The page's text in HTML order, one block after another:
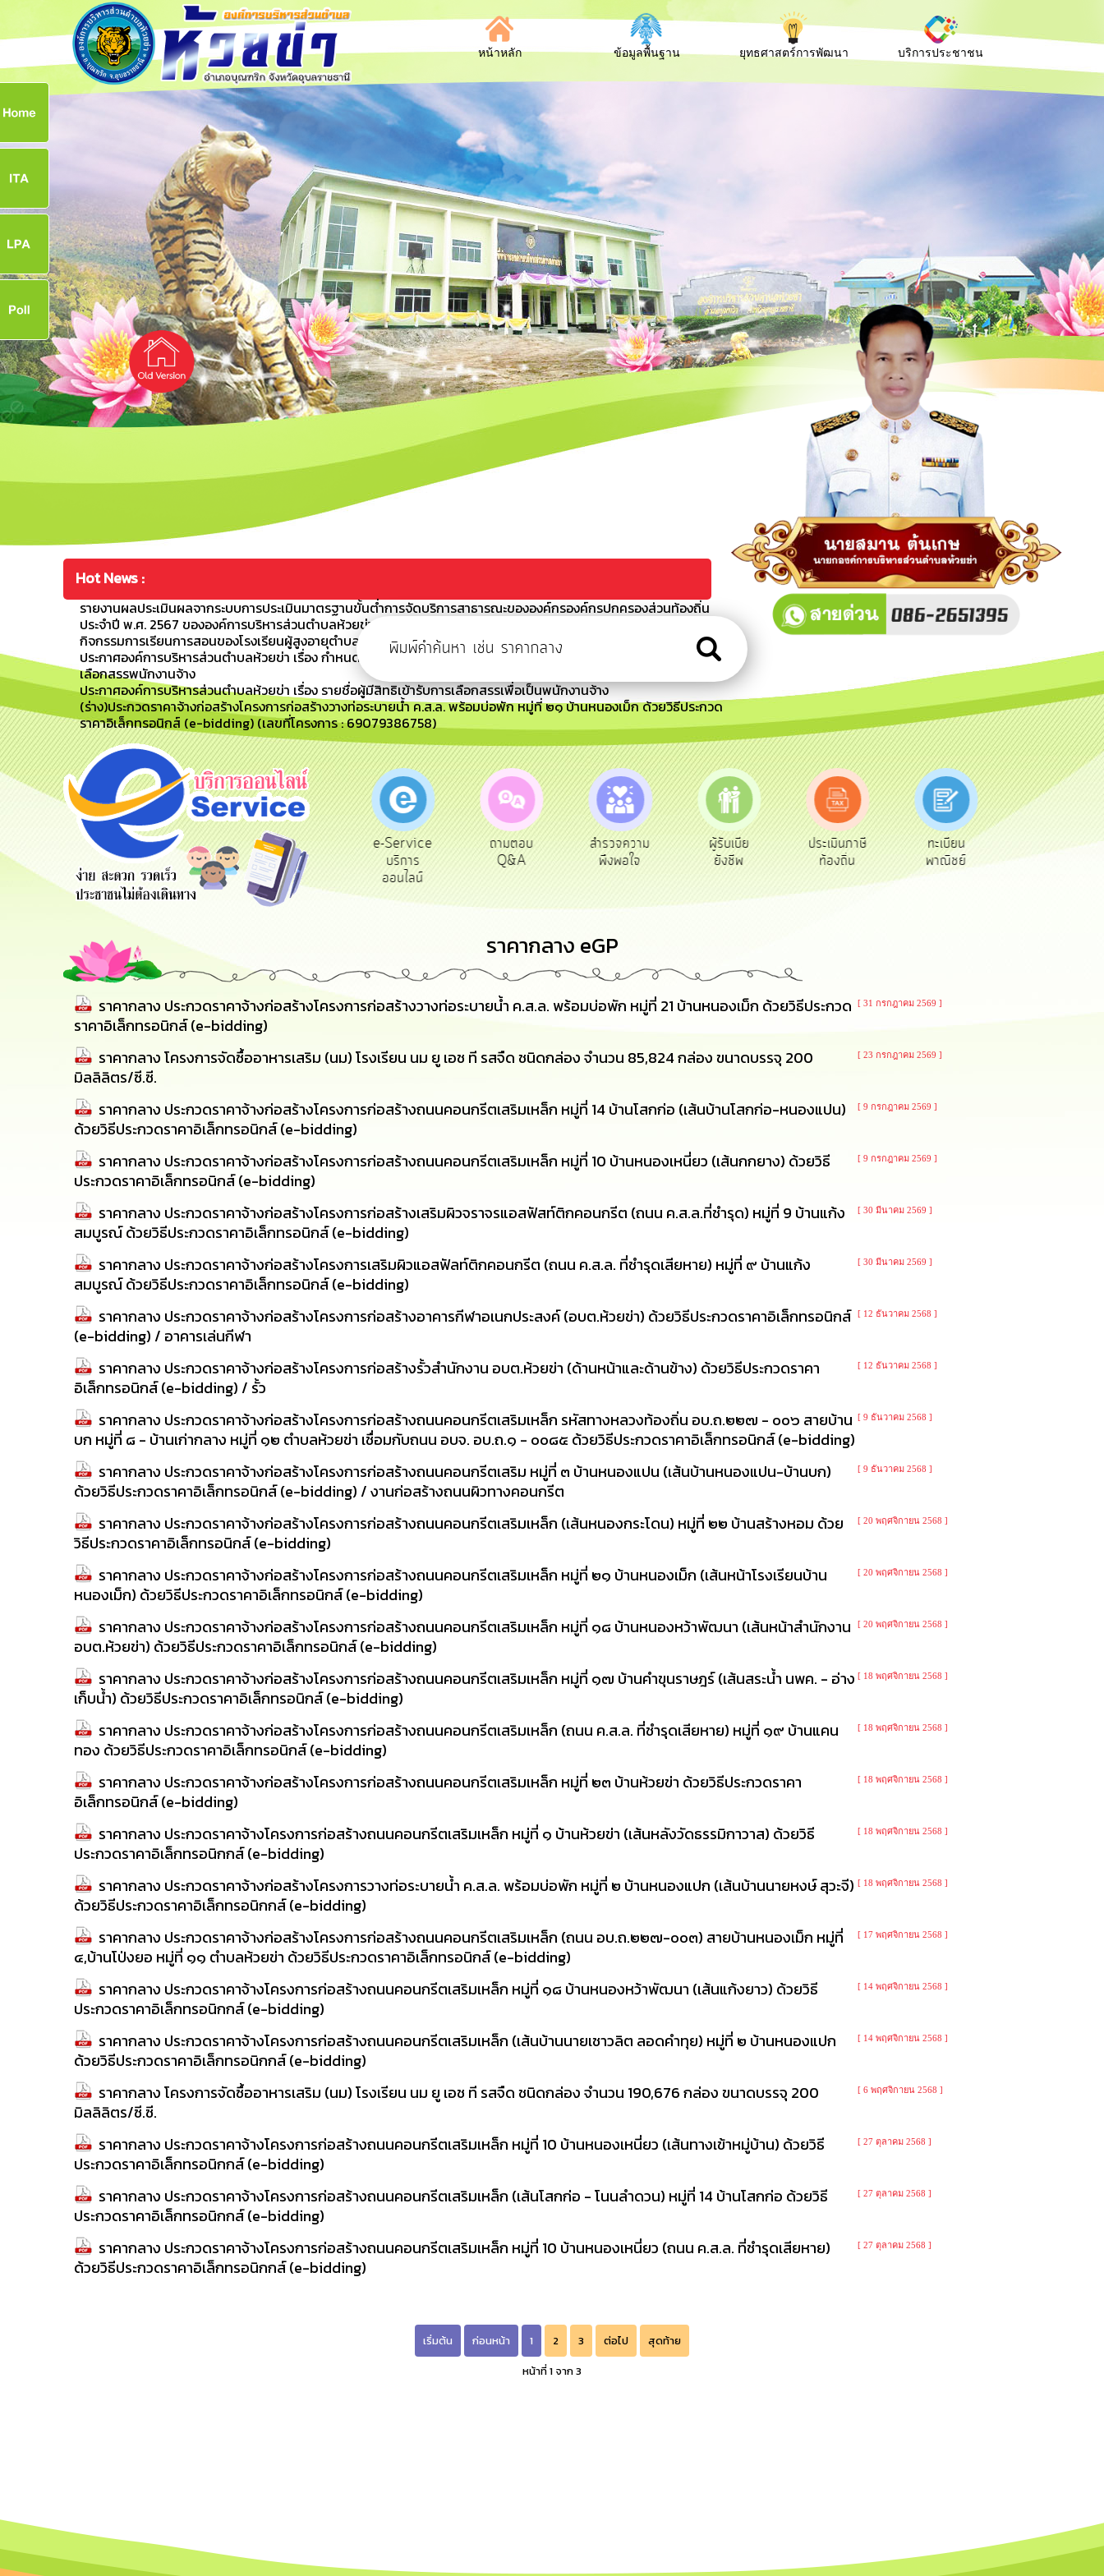
หน้าหลัก ข้อมูลพื้นฐาน ยุทธศาสตร์การพัฒนา บริการประชาชน
Hot News :
รายงานผลประเมินผลจากระบบการประเมินมาตรฐานขั้นต่ำการจัดบริการสาธารณะขององค์กรองค์กรปกครองส่วนท้องถิ่น
ประจำปี พ.ศ. 2567 ขององค์การบริหารส่วนตำบลห้วยข่า
กิจกรรมการเรียนการสอนของโรงเรียนผู้สูงอายุตำบลห้วยข่า รุ่นที่ 2 ประจำปี 2567
ประกาศองค์การบริหารส่วนตำบลห้วยข่า เรื่อง กำหนดวัน เวลา สถานที่สอบ และระเบียบเกี่ยวกับการดำเนินการสรรหาและ
เลือกสรรพนักงานจ้าง
ประกาศองค์การบริหารส่วนตำบลห้วยข่า เรื่อง รายชื่อผู้มีสิทธิเข้ารับการเลือกสรรเพื่อเป็นพนักงานจ้าง
(ร่าง)ประกวดราคาจ้างก่อสร้างโครงการก่อสร้างวางท่อระบายน้ำ ค.ส.ล. พร้อมบ่อพัก หมู่ที่ ๒๑ บ้านหนองเม็ก ด้วยวิธีประกวด
ราคาอิเล็กทรอนิกส์ (e-bidding) (เลขที่โครงการ : 69079386758)
ร้องเรียน
การทุจริต
ร้องเรียน
การบริหาร
ทรัพยากร
บุคคล
e-Service
บริการ
ออนไลน์
ถามตอบ
Q&A
สำรวจความ
พึงพอใจ
ผู้รับเบีย
ยังชีพ
ประเมินภาษี
ท้องถิ่น
ทะเบียน
พาณิชย์
ขออนุญาต
ก่อสร้าง
คู่มือ
ราคากลาง eGP
ราคากลาง ประกวดราคาจ้างก่อสร้างโครงการก่อสร้างวางท่อระบายน้ำ ค.ส.ล. พร้อมบ่อพัก หมู่ที่ 21 บ้านหนองเม็ก ด้วยวิธีประกวด
ราคาอิเล็กทรอนิกส์ (e-bidding)
[ 31 กรกฎาคม 2569 ]
ราคากลาง โครงการจัดซื้ออาหารเสริม (นม) โรงเรียน นม ยู เอช ที รสจืด ชนิดกล่อง จำนวน 85,824 กล่อง ขนาดบรรจุ 200
มิลลิลิตร/ซี.ซี.
[ 23 กรกฎาคม 2569 ]
ราคากลาง ประกวดราคาจ้างก่อสร้างโครงการก่อสร้างถนนคอนกรีตเสริมเหล็ก หมู่ที่ 14 บ้านโสกก่อ (เส้นบ้านโสกก่อ-หนองแปน)
ด้วยวิธีประกวดราคาอิเล็กทรอนิกส์ (e-bidding)
[ 9 กรกฎาคม 2569 ]
ราคากลาง ประกวดราคาจ้างก่อสร้างโครงการก่อสร้างถนนคอนกรีตเสริมเหล็ก หมู่ที่ 10 บ้านหนองเหนี่ยว (เส้นกกยาง) ด้วยวิธี
ประกวดราคาอิเล็กทรอนิกส์ (e-bidding)
[ 9 กรกฎาคม 2569 ]
ราคากลาง ประกวดราคาจ้างก่อสร้างโครงการก่อสร้างเสริมผิวจราจรแอสฟัสท์ติกคอนกรีต (ถนน ค.ส.ล.ที่ชำรุด) หมู่ที่ 9 บ้านแก้ง
สมบูรณ์ ด้วยวิธีประกวดราคาอิเล็กทรอนิกส์ (e-bidding)
[ 30 มีนาคม 2569 ]
ราคากลาง ประกวดราคาจ้างก่อสร้างโครงการเสริมผิวแอสฟัลท์ติกคอนกรีต (ถนน ค.ส.ล. ที่ชำรุดเสียหาย) หมู่ที่ ๙ บ้านแก้ง
สมบูรณ์ ด้วยวิธีประกวดราคาอิเล็กทรอนิกส์ (e-bidding)
[ 30 มีนาคม 2569 ]
ราคากลาง ประกวดราคาจ้างก่อสร้างโครงการก่อสร้างอาคารกีฬาอเนกประสงค์ (อบต.ห้วยข่า) ด้วยวิธีประกวดราคาอิเล็กทรอนิกส์
(e-bidding) / อาคารเล่นกีฬา
[ 12 ธันวาคม 2568 ]
ราคากลาง ประกวดราคาจ้างก่อสร้างโครงการก่อสร้างรั้วสำนักงาน อบต.ห้วยข่า (ด้านหน้าและด้านข้าง) ด้วยวิธีประกวดราคา
อิเล็กทรอนิกส์ (e-bidding) / รั้ว
[ 12 ธันวาคม 2568 ]
ราคากลาง ประกวดราคาจ้างก่อสร้างโครงการก่อสร้างถนนคอนกรีตเสริมเหล็ก รหัสทางหลวงท้องถิ่น อบ.ถ.๒๒๗ - ๐๐๖ สายบ้าน
บก หมู่ที่ ๘ - บ้านเก่ากลาง หมู่ที่ ๑๒ ตำบลห้วยข่า เชื่อมกับถนน อบจ. อบ.ถ.๑ - ๐๐๘๕ ด้วยวิธีประกวดราคาอิเล็กทรอนิกส์ (e-bidding)
[ 9 ธันวาคม 2568 ]
ราคากลาง ประกวดราคาจ้างก่อสร้างโครงการก่อสร้างถนนคอนกรีตเสริม หมู่ที่ ๓ บ้านหนองแปน (เส้นบ้านหนองแปน-บ้านบก)
ด้วยวิธีประกวดราคาอิเล็กทรอนิกส์ (e-bidding) / งานก่อสร้างถนนผิวทางคอนกรีต
[ 9 ธันวาคม 2568 ]
ราคากลาง ประกวดราคาจ้างก่อสร้างโครงการก่อสร้างถนนคอนกรีตเสริมเหล็ก (เส้นหนองกระโดน) หมู่ที่ ๒๒ บ้านสร้างหอม ด้วย
วิธีประกวดราคาอิเล็กทรอนิกส์ (e-bidding)
[ 20 พฤศจิกายน 2568 ]
ราคากลาง ประกวดราคาจ้างก่อสร้างโครงการก่อสร้างถนนคอนกรีตเสริมเหล็ก หมู่ที่ ๒๑ บ้านหนองเม็ก (เส้นหน้าโรงเรียนบ้าน
หนองเม็ก) ด้วยวิธีประกวดราคาอิเล็กทรอนิกส์ (e-bidding)
[ 20 พฤศจิกายน 2568 ]
ราคากลาง ประกวดราคาจ้างก่อสร้างโครงการก่อสร้างถนนคอนกรีตเสริมเหล็ก หมู่ที่ ๑๘ บ้านหนองหว้าพัฒนา (เส้นหน้าสำนักงาน
อบต.ห้วยข่า) ด้วยวิธีประกวดราคาอิเล็กทรอนิกส์ (e-bidding)
[ 20 พฤศจิกายน 2568 ]
ราคากลาง ประกวดราคาจ้างก่อสร้างโครงการก่อสร้างถนนคอนกรีตเสริมเหล็ก หมู่ที่ ๑๗ บ้านคำขุนราษฎร์ (เส้นสระน้ำ นพค. - อ่าง
เก็บน้ำ) ด้วยวิธีประกวดราคาอิเล็กทรอนิกส์ (e-bidding)
[ 18 พฤศจิกายน 2568 ]
ราคากลาง ประกวดราคาจ้างก่อสร้างโครงการก่อสร้างถนนคอนกรีตเสริมเหล็ก (ถนน ค.ส.ล. ที่ชำรุดเสียหาย) หมู่ที่ ๑๙ บ้านแคน
ทอง ด้วยวิธีประกวดราคาอิเล็กทรอนิกส์ (e-bidding)
[ 18 พฤศจิกายน 2568 ]
ราคากลาง ประกวดราคาจ้างก่อสร้างโครงการก่อสร้างถนนคอนกรีตเสริมเหล็ก หมู่ที่ ๒๓ บ้านห้วยข่า ด้วยวิธีประกวดราคา
อิเล็กทรอนิกส์ (e-bidding)
[ 18 พฤศจิกายน 2568 ]
ราคากลาง ประกวดราคาจ้างโครงการก่อสร้างถนนคอนกรีตเสริมเหล็ก หมู่ที่ ๑ บ้านห้วยข่า (เส้นหลังวัดธรรมิกาวาส) ด้วยวิธี
ประกวดราคาอิเล็กทรอนิกกส์ (e-bidding)
[ 18 พฤศจิกายน 2568 ]
ราคากลาง ประกวดราคาจ้างก่อสร้างโครงการวางท่อระบายน้ำ ค.ส.ล. พร้อมบ่อพัก หมู่ที่ ๒ บ้านหนองแปก (เส้นบ้านนายหงษ์ สุวะจี)
ด้วยวิธีประกวดราคาอิเล็กทรอนิกกส์ (e-bidding)
[ 18 พฤศจิกายน 2568 ]
ราคากลาง ประกวดราคาจ้างก่อสร้างโครงการก่อสร้างถนนคอนกรีตเสริมเหล็ก (ถนน อบ.ถ.๒๒๗-๐๐๓) สายบ้านหนองเม็ก หมู่ที่
๔,บ้านโป่งยอ หมู่ที่ ๑๑ ตำบลห้วยข่า ด้วยวิธีประกวดราคาอิเล็กทรอนิกส์ (e-bidding)
[ 17 พฤศจิกายน 2568 ]
ราคากลาง ประกวดราคาจ้างโครงการก่อสร้างถนนคอนกรีตเสริมเหล็ก หมู่ที่ ๑๘ บ้านหนองหว้าพัฒนา (เส้นแก้งยาว) ด้วยวิธี
ประกวดราคาอิเล็กทรอนิกกส์ (e-bidding)
[ 14 พฤศจิกายน 2568 ]
ราคากลาง ประกวดราคาจ้างโครงการก่อสร้างถนนคอนกรีตเสริมเหล็ก (เส้นบ้านนายเชาวลิต ลอดคำทุย) หมู่ที่ ๒ บ้านหนองแปก
ด้วยวิธีประกวดราคาอิเล็กทรอนิกกส์ (e-bidding)
[ 14 พฤศจิกายน 2568 ]
ราคากลาง โครงการจัดซื้ออาหารเสริม (นม) โรงเรียน นม ยู เอช ที รสจืด ชนิดกล่อง จำนวน 190,676 กล่อง ขนาดบรรจุ 200
มิลลิลิตร/ซี.ซี.
[ 6 พฤศจิกายน 2568 ]
ราคากลาง ประกวดราคาจ้างโครงการก่อสร้างถนนคอนกรีตเสริมเหล็ก หมู่ที่ 10 บ้านหนองเหนี่ยว (เส้นทางเข้าหมู่บ้าน) ด้วยวิธี
ประกวดราคาอิเล็กทรอนิกกส์ (e-bidding)
[ 27 ตุลาคม 2568 ]
ราคากลาง ประกวดราคาจ้างโครงการก่อสร้างถนนคอนกรีตเสริมเหล็ก (เส้นโสกก่อ - โนนลำดวน) หมู่ที่ 14 บ้านโสกก่อ ด้วยวิธี
ประกวดราคาอิเล็กทรอนิกกส์ (e-bidding)
[ 27 ตุลาคม 2568 ]
ราคากลาง ประกวดราคาจ้างโครงการก่อสร้างถนนคอนกรีตเสริมเหล็ก หมู่ที่ 10 บ้านหนองเหนี่ยว (ถนน ค.ส.ล. ที่ชำรุดเสียหาย)
ด้วยวิธีประกวดราคาอิเล็กทรอนิกกส์ (e-bidding)
[ 27 ตุลาคม 2568 ]
เริ่มต้น ก่อนหน้า 1 2 3 ต่อไป
สุดท้าย
หน้าที่ 1 จาก 3